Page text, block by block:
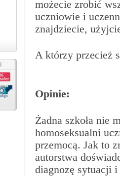
możecie zrobić
uczniowie i
znajdziecie,
A którzy przecież
Opinie:
Żadna szkoła nie
homoseksualni
przemocą. Jak to
autorstwa
diagnozę sytuacji